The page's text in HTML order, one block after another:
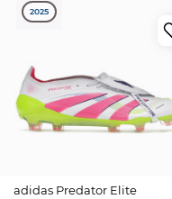
2025
adidas Predator Elite